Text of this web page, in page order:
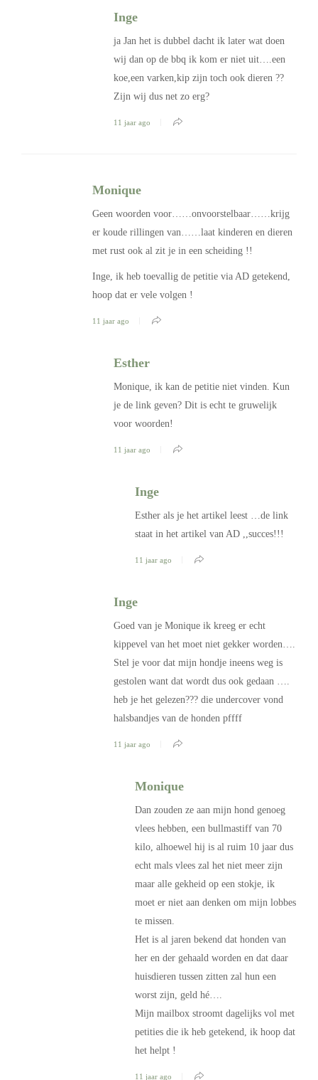
Inge
ja Jan het is dubbel dacht ik later wat doen
wij dan op de bbq ik kom er niet uit….een
koe,een varken,kip zijn toch ook dieren ??
Zijn wij dus net zo erg?
11 jaar ago
Monique
Geen woorden voor……onvoorstelbaar……krijg
er koude rillingen van……laat kinderen en dieren
met rust ook al zit je in een scheiding !!
Inge, ik heb toevallig de petitie via AD getekend,
hoop dat er vele volgen !
11 jaar ago
Esther
Monique, ik kan de petitie niet vinden. Kun
je de link geven? Dit is echt te gruwelijk
voor woorden!
11 jaar ago
Inge
Esther als je het artikel leest …de link
staat in het artikel van AD ,,succes!!!
11 jaar ago
Inge
Goed van je Monique ik kreeg er echt
kippevel van het moet niet gekker worden….
Stel je voor dat mijn hondje ineens weg is
gestolen want dat wordt dus ook gedaan ….
heb je het gelezen??? die undercover vond
halsbandjes van de honden pffff
11 jaar ago
Monique
Dan zouden ze aan mijn hond genoeg
vlees hebben, een bullmastiff van 70
kilo, alhoewel hij is al ruim 10 jaar dus
echt mals vlees zal het niet meer zijn
maar alle gekheid op een stokje, ik
moet er niet aan denken om mijn lobbes
te missen.
Het is al jaren bekend dat honden van
her en der gehaald worden en dat daar
huisdieren tussen zitten zal hun een
worst zijn, geld hé….
Mijn mailbox stroomt dagelijks vol met
petities die ik heb getekend, ik hoop dat
het helpt !
11 jaar ago